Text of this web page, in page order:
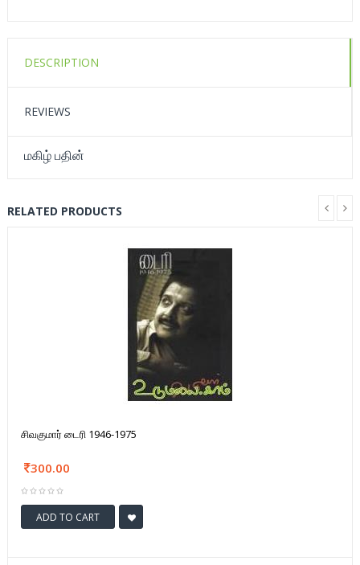
DESCRIPTION
REVIEWS
மகிழ் பதின்
RELATED PRODUCTS
சிவகுமார் டைரி 1946-1975
300.00
ADD TO CART